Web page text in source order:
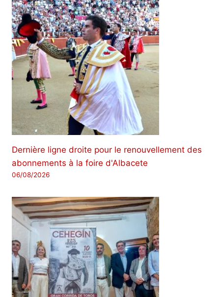
Dernière ligne droite pour le renouvellement des
abonnements à la foire d'Albacete
06/08/2026